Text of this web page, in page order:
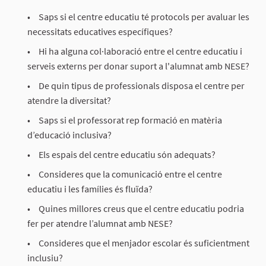
Saps si el centre educatiu té protocols per avaluar les
necessitats educatives específiques?
Hi ha alguna col·laboració entre el centre educatiu i
serveis externs per donar suport a l'alumnat amb NESE?
De quin tipus de professionals disposa el centre per
atendre la diversitat?
Saps si el professorat rep formació en matèria
d’educació inclusiva?
Els espais del centre educatiu són adequats?
Consideres que la comunicació entre el centre
educatiu i les famílies és fluïda?
Quines millores creus que el centre educatiu podria
fer per atendre l’alumnat amb NESE?
Consideres que el menjador escolar és suficientment
inclusiu?